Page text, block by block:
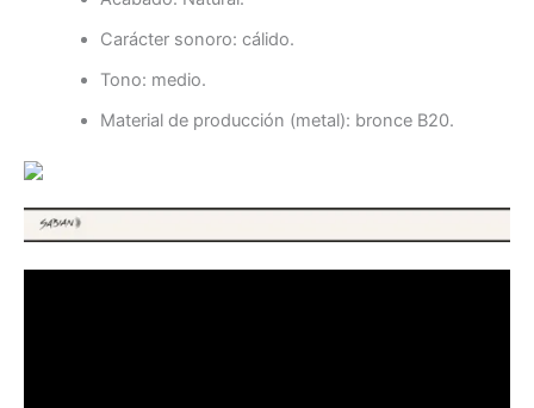
Carácter sonoro: cálido.
Tono: medio.
Material de producción (metal): bronce B20.